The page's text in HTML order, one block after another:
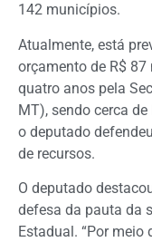
142 municípios.
Atualmente, está
orçamento de R$
quatro anos pela
MT), sendo cerca
o deputado
de recursos.
O deputado
defesa da pauta da
Estadual. “Por